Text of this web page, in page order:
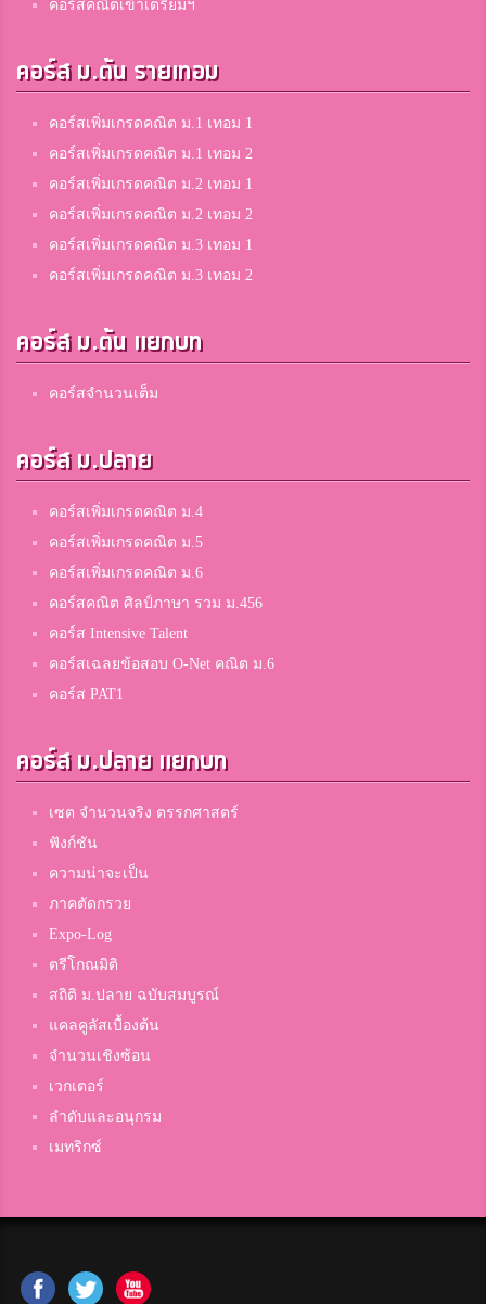
คอร์สคณิตเข้าเตรียมฯ
คอร์ส ม.ต้น รายเทอม
คอร์สเพิ่มเกรดคณิต ม.1 เทอม 1
คอร์สเพิ่มเกรดคณิต ม.1 เทอม 2
คอร์สเพิ่มเกรดคณิต ม.2 เทอม 1
คอร์สเพิ่มเกรดคณิต ม.2 เทอม 2
คอร์สเพิ่มเกรดคณิต ม.3 เทอม 1
คอร์สเพิ่มเกรดคณิต ม.3 เทอม 2
คอร์ส ม.ต้น แยกบท
คอร์สจำนวนเต็ม
คอร์ส ม.ปลาย
คอร์สเพิ่มเกรดคณิต ม.4
คอร์สเพิ่มเกรดคณิต ม.5
คอร์สเพิ่มเกรดคณิต ม.6
คอร์สคณิต ศิลป์ภาษา รวม ม.456
คอร์ส Intensive Talent
คอร์สเฉลยข้อสอบ O-Net คณิต ม.6
คอร์ส PAT1
คอร์ส ม.ปลาย แยกบท
เซต จำนวนจริง ตรรกศาสตร์
ฟังก์ชัน
ความน่าจะเป็น
ภาคตัดกรวย
Expo-Log
ตรีโกณมิติ
สถิติ ม.ปลาย ฉบับสมบูรณ์
แคลคูลัสเบื้องต้น
จำนวนเชิงซ้อน
เวกเตอร์
ลำดับและอนุกรม
เมทริกซ์